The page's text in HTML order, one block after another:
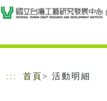
跳到主要內容
網站導覽
::: 首頁 > 活動明細